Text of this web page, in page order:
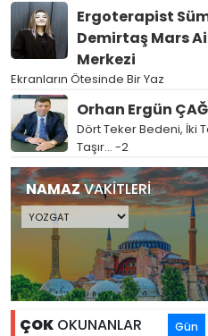
Ergoterapist
Demirtaş Mars
Merkezi
Ekranların Ötesinde Bir Yaz
Orhan Ergün
Dört Teker Bedeni, İki
Taşır… -2
NAMAZVAKİTLERİ
ÇOKOKUNANLAR Gün